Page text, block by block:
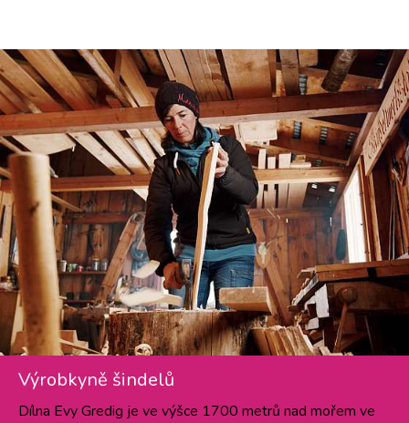
Výrobkyně šindelů
Dílna Evy Gredig je ve výšce 1700 metrů nad mořem ve